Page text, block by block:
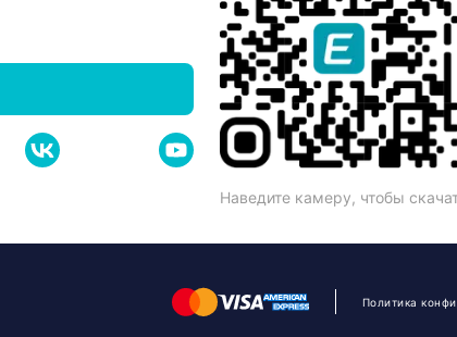
Наведите камеру, чтобы
Политика